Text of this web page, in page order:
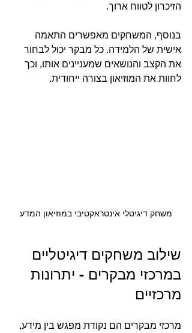
הזיכרון לטווח ארוך.
בנוסף, המשחקים מאפשרים התאמה
אישית של הלמידה. כל מבקר יכול לבחור
את הקצב והנושאים שמעניינים אותו, וכך
לחוות את המוזיאון בצורה ייחודית.
משחק דיגיטלי אינטראקטיבי במוזיאון המדע
שילוב משחקים דיגיטליים
במרכזי מבקרים - יתרונות
מרכזיים
מרכזי מבקרים הם נקודת מפגש בין מידע,